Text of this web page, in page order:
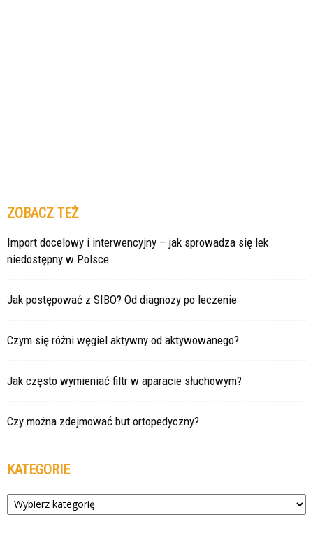
ZOBACZ TEŻ
Import docelowy i interwencyjny – jak sprowadza się lek
niedostępny w Polsce
Jak postępować z SIBO? Od diagnozy po leczenie
Czym się różni węgiel aktywny od aktywowanego?
Jak często wymieniać filtr w aparacie słuchowym?
Czy można zdejmować but ortopedyczny?
KATEGORIE
Kategorie